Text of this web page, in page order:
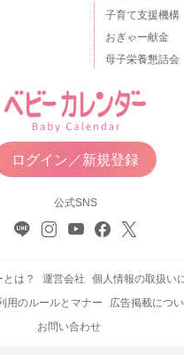
子育て支援機構
おぎゃー献金
母子栄養懇話会
ログイン／新規登録
公式SNS
は？ 運営会社
個人情報の取扱い
用のルールとマナー 広告掲載につ
お問い合わせ